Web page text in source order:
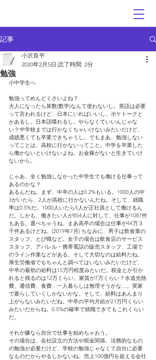
記事
勉強
小沢良平
2020年2月5日 読了時間: 2分
小中学生へ
勉強ってめんどくさいよね？
大人になったら算数(数学)なんて使わないし。英語は必要
って言われるけど、日本にいればいいし。ポケトークと
かあるし。日本語喋れるし。やらなくていいんじゃな
い？中学校までは行かなくちゃいけないみたいだけど、
成績悪くても卒業できちゃうし。でもまあ、勉強しない
ってことは、高校に行かないってこと。中学を卒業した
ら働かないといけないよね。お金稼がないと生きていけ
ないから。
じゃあ、全く勉強しなかった中学生でも働ける仕事って
あるのかな？
あるんだね。まず、中卒の人は0.2%もいる。1000人の中
3がいたら、2人が高校に行かないんだね。そして、就職
率は0.5%だ。1000人いたら5人が正社員として働けるん
だ。しかも、働きたい人が854人に対して、仕事が1087件
もある。選べちゃうね。まあ高卒の場合は仕事が44万３
千件あるけどね。(2019年7月) ちなみに、男子は飲食業の
スタッフ、とび職など。女子の場合は飲食店のサービス
スタッフ、アパレル・携帯電話の販売スタッフ、工場で
のライン作業などがある。そして大切なのは給料だね。
厚生労働省でもちゃんと調べてはいないみたいだけど、
中卒の最初の給料は15万円程度みたいだ。税金とか引か
れると残るのは12万くらい。家賃が7万くらい？水道光熱
費、通信費、食費…一人暮らしは無理そうかな…。実家
で暮らしていくしかないかな。そして、給料はあんまり
上がらないみたいだね。中卒の平均月給が21万円くらい
みたいだからね。0.5%の確率で就職できてもこれくらい
だ。
それが嫌なら自分で仕事を始めちゃおう。
その場合は、会社設立の方法や税金関係、法務的なもの
の勉強が必要だけど、学校の勉強じゃなくて自分に必要
なものだからやるしかないね。売上100億円を超える会社